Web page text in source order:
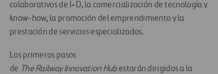
colaborativos de I+D, la comercialización de tecnología y
know-how, la promoción del emprendimiento y la
prestación de servicios especializados.
Los primeros pasos
de The Railway Innovation Hub estarán dirigidos a la